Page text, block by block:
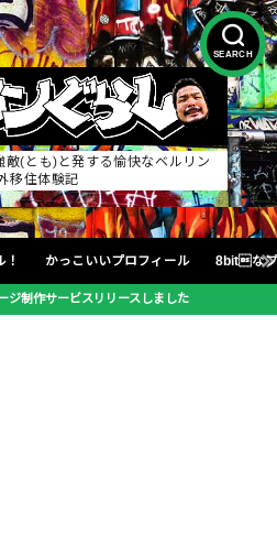
SEARCH
(とも)と発する愉快なベルリン
移住体験記
かっこいいプロフィール 8bitな
ジ制作サービスリリースしました